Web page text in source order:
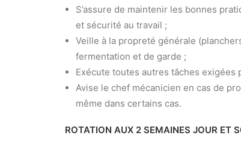
S’assure de maintenir les bonnes
et sécurité au travail ;
Veille à la propreté générale
fermentation et de garde ;
Exécute toutes autres tâches
Avise le chef mécanicien en cas de
même dans certains cas.
ROTATION AUX 2 SEMAINES JOUR ET